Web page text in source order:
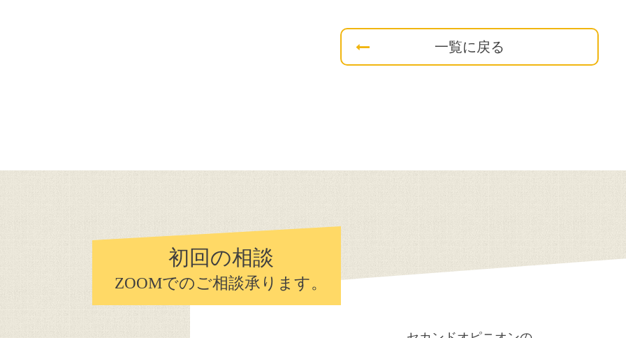
一覧に戻る
初回の相談
ZOOMでのご相談承ります。